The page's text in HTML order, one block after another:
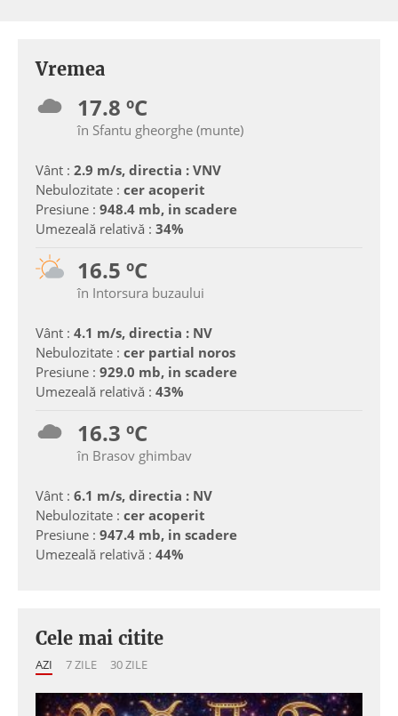
Vremea
17.8 ºC
în Sfantu gheorghe (munte)
Vânt : 2.9 m/s, directia : VNV
Nebulozitate : cer acoperit
Presiune : 948.4 mb, in scadere
Umezeală relativă : 34%
16.5 ºC
în Intorsura buzaului
Vânt : 4.1 m/s, directia : NV
Nebulozitate : cer partial noros
Presiune : 929.0 mb, in scadere
Umezeală relativă : 43%
16.3 ºC
în Brasov ghimbav
Vânt : 6.1 m/s, directia : NV
Nebulozitate : cer acoperit
Presiune : 947.4 mb, in scadere
Umezeală relativă : 44%
Cele mai citite
AZI 7 ZILE 30 ZILE